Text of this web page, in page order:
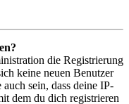
die Registrierung
keine neuen Benutzer
sein, dass deine IP-
dem du dich registrieren